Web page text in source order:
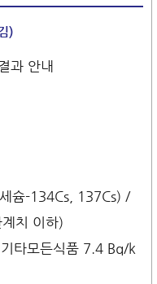
)
과 안내
슘-134Cs, 137Cs) /
치 이하)
타모든식품 7.4 Bq/k